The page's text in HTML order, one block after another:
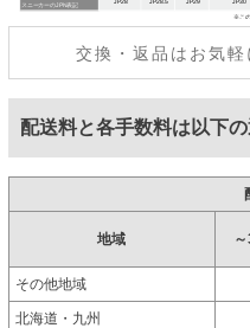
交換・返品はお気軽
配送料と各手数料は以下の
地域
その他地域
北海道・九州